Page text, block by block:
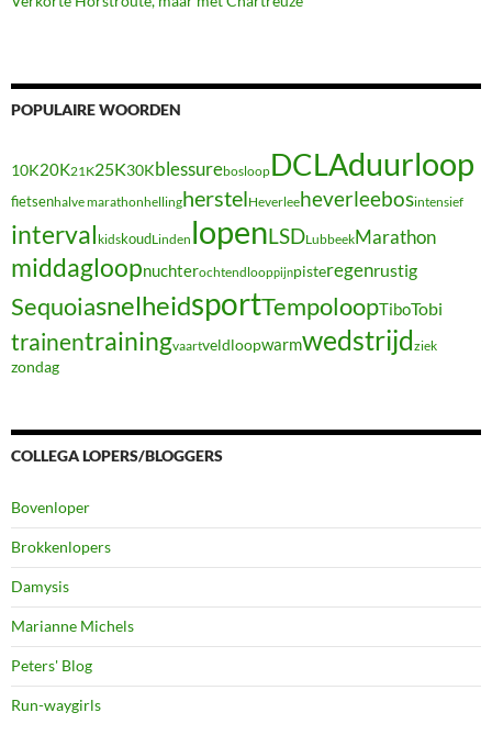
POPULAIRE WOORDEN
10K20K21K25K30KblessurebosloopDCLAduurloop
fietsenhalve marathonhellingherstelHeverleeheverleebosintensief
interval kidskoudLinden lopenLSDLubbeekMarathon
middagloopnuchterochtendlooppijnpisteregenrustig
SequoiasnelheidsportTempoloopTiboTobi
trainentrainingvaartveldloopwarmwedstrijdziek
zondag
COLLEGA LOPERS/BLOGGERS
Bovenloper
Brokkenlopers
Damysis
Marianne Michels
Peters' Blog
Run-waygirls